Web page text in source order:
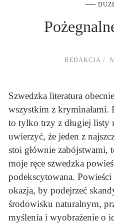
REDAKCJA
Szwedzka literatura
wszystkim z kryminałami.
to tylko trzy z długiej listy
uwierzyć, że jeden z
stoi głównie zabójstwami,
moje ręce szwedzka
podekscytowana.
okazja, by podejrzeć
środowisku naturalnym,
myślenia i wyobrażenie o